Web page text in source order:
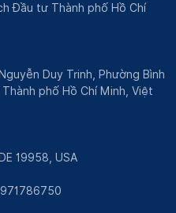
Đầu tư Thành phố Hồ Chí
Duy Trinh, Phường Bình
phố Hồ Chí Minh, Việt
19958, USA